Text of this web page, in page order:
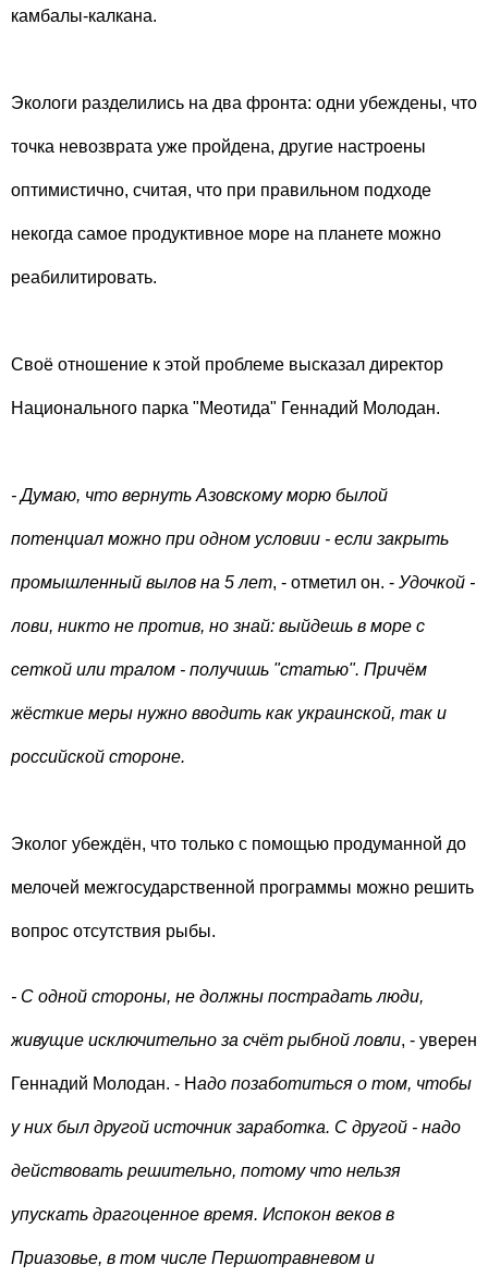
камбалы-калкана.
Экологи разделились на два фронта: одни убеждены, что
точка невозврата уже пройдена, другие настроены
оптимистично, считая, что при правильном подходе
некогда самое продуктивное море на планете можно
реабилитировать.
Своё отношение к этой проблеме высказал директор
Национального парка "Меотида" Геннадий Молодан.
- Думаю, что вернуть Азовскому морю былой
потенциал можно при одном условии - если закрыть
промышленный вылов на 5 лет, - отметил он. - Удочкой -
лови, никто не против, но знай: выйдешь в море с
сеткой или тралом - получишь "статью". Причём
жёсткие меры нужно вводить как украинской, так и
российской стороне.
Эколог убеждён, что только с помощью продуманной до
мелочей межгосударственной программы можно решить
вопрос отсутствия рыбы.
- С одной стороны, не должны пострадать люди,
живущие исключительно за счёт рыбной ловли, - уверен
Геннадий Молодан. - Надо позаботиться о том, чтобы
у них был другой источник заработка. С другой - надо
действовать решительно, потому что нельзя
упускать драгоценное время. Испокон веков в
Приазовье, в том числе Першотравневом и